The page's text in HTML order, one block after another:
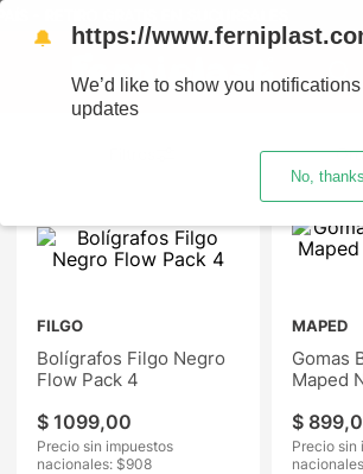
FILGO
Bolígrafos Filgo Negro
Flow Pack 4
$ 1099,00
Precio sin impuestos
nacionales: $908
MAPED
Gomas
Maped
$ 899,
Precio sin
🔔 https://
We’d like to show you
updates
No, thanks